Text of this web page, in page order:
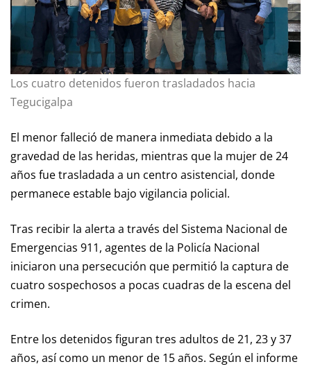
Los cuatro detenidos fueron trasladados hacia
Tegucigalpa
El menor falleció de manera inmediata debido a la
gravedad de las heridas, mientras que la mujer de 24
años fue trasladada a un centro asistencial, donde
permanece estable bajo vigilancia policial.
Tras recibir la alerta a través del Sistema Nacional de
Emergencias 911, agentes de la Policía Nacional
iniciaron una persecución que permitió la captura de
cuatro sospechosos a pocas cuadras de la escena del
crimen.
Entre los detenidos figuran tres adultos de 21, 23 y 37
años, así como un menor de 15 años. Según el informe